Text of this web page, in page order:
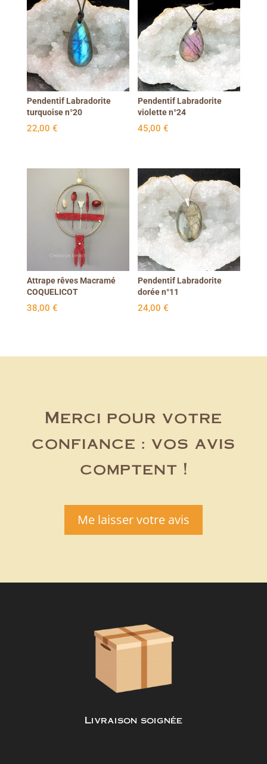
Pendentif Labradorite
turquoise n°20
22,00 €
Pendentif Labradorite
violette n°24
45,00€
Attrape rêves Macramé
COQUELICOT
38,00 €
Pendentif Labradorite
dorée n°11
24,00€
Merci pour votre
confiance : vos avis
comptent !
Me laisser votre avis
Livraison soignée